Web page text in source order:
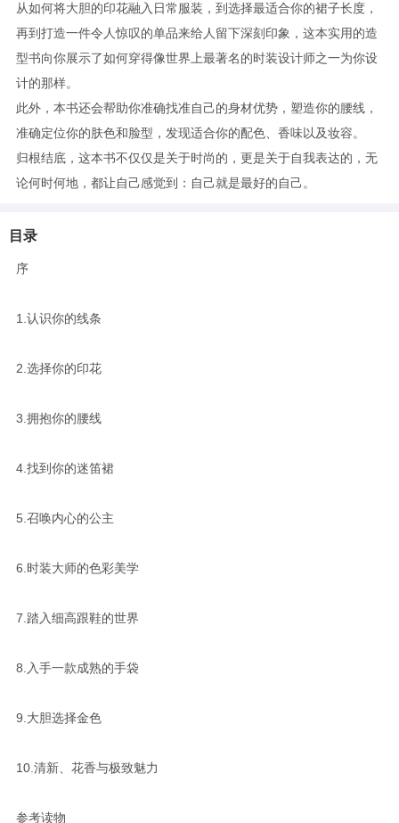
从如何将大胆的印花融入日常服装，到选择最适合你的裙子长度，
再到打造一件令人惊叹的单品来给人留下深刻印象，这本实用的造
型书向你展示了如何穿得像世界上最著名的时装设计师之一为你设
计的那样。
此外，本书还会帮助你准确找准自己的身材优势，塑造你的腰线，
准确定位你的肤色和脸型，发现适合你的配色、香味以及妆容。
归根结底，这本书不仅仅是关于时尚的，更是关于自我表达的，无
论何时何地，都让自己感觉到：自己就是最好的自己。
目录
序
1.认识你的线条
2.选择你的印花
3.拥抱你的腰线
4.找到你的迷笛裙
5.召唤内心的公主
6.时装大师的色彩美学
7.踏入细高跟鞋的世界
8.入手一款成熟的手袋
9.大胆选择金色
10.清新、花香与极致魅力
参考读物